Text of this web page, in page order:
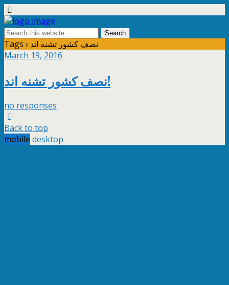
Tags › نصف کشور تشنه اند
March 19, 2016
نصف کشور تشنه اند!
no responses
Back to top
mobile desktop